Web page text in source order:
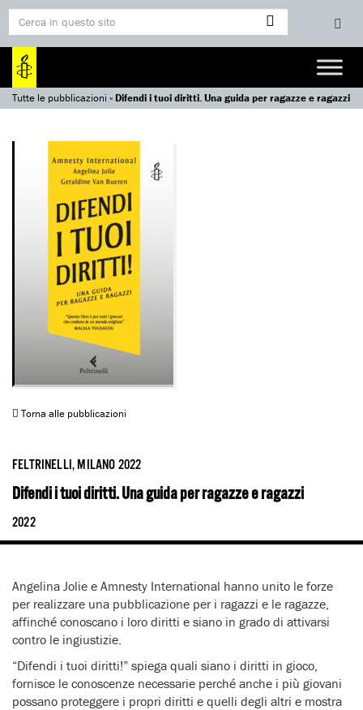
Tutte le pubblicazioni »Difendi i tuoi diritti. Una guida per ragazze e ragazzi
Torna alle pubblicazioni
FELTRINELLI, MILANO 2022
Difendi i tuoi diritti. Una guida per ragazze e ragazzi
2022
Angelina Jolie e Amnesty International hanno unito le forze
per realizzare una pubblicazione per i ragazzi e le ragazze,
affinché conoscano i loro diritti e siano in grado di attivarsi
contro le ingiustizie.
“Difendi i tuoi diritti!” spiega quali siano i diritti in gioco,
fornisce le conoscenze necessarie perché anche i più giovani
possano proteggere i propri diritti e quelli degli altri e mostra